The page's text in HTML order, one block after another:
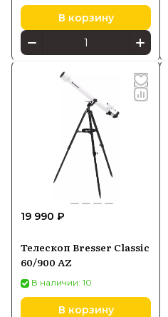
В корзину
19 990 ₽
Телескоп Bresser Classic
60/900 AZ
В наличии: 10
В корзину